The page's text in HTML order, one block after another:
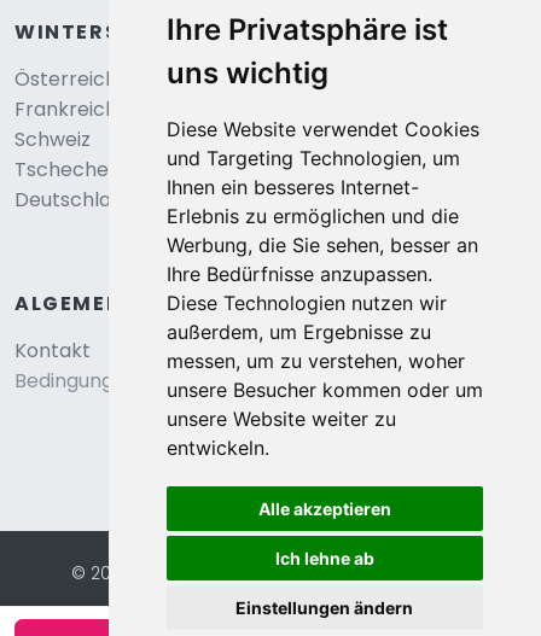
Ihre Privatsphäre ist
uns wichtig
Diese Website verwendet Cookies
und Targeting Technologien, um
Ihnen ein besseres Internet-
Erlebnis zu ermöglichen und die
Werbung, die Sie sehen, besser an
Ihre Bedürfnisse anzupassen.
Diese Technologien nutzen wir
außerdem, um Ergebnisse zu
messen, um zu verstehen, woher
unsere Besucher kommen oder um
unsere Website weiter zu
entwickeln.
Alle akzeptieren
Ich lehne ab
Einstellungen ändern
WINTERSPORT
Österreich
Frankreich
Schweiz
Tschechei
Deutschland
ALGEMEIN
Kontakt
Bedingungen und konditionen
© 2026 Eurochalets | Website von FalcoTravel
Sichere Online-Bezahlung mit